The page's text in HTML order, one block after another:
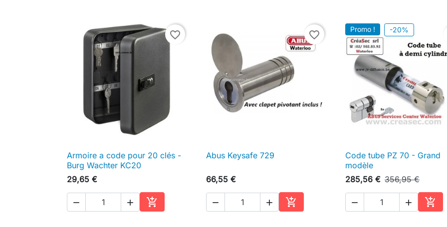
favorite_border
 Aperçu rapide
Armoire a code pour 20 clés -
Burg Wachter KC20
29,65 €
  
Ajouter au panier
favorite_border
 Aperçu rapide
Abus Keysafe 729
66,55 €
  
Ajouter au panier
Promo ! -20%
 Aperçu rapide
Code tube PZ 70 - Grand
modèle
285,56 € 356,95 €
  